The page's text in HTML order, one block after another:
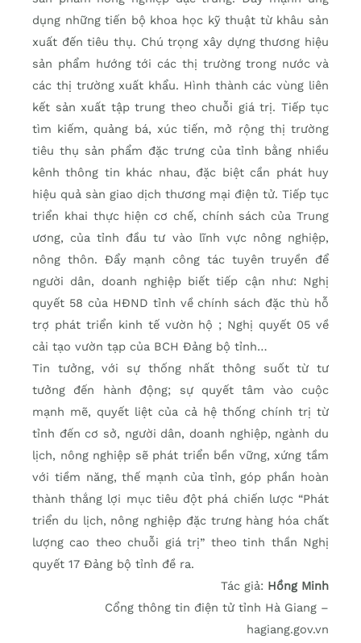
dụng những tiến bộ khoa học kỹ thuật từ khâu sản
xuất đến tiêu thụ. Chú trọng xây dựng thương hiệu
sản phẩm hướng tới các thị trường trong nước và
các thị trường xuất khẩu. Hình thành các vùng liên
kết sản xuất tập trung theo chuỗi giá trị. Tiếp tục
tìm kiếm, quảng bá, xúc tiến, mở rộng thị trường
tiêu thụ sản phẩm đặc trưng của tỉnh bằng nhiều
kênh thông tin khác nhau, đặc biệt cần phát huy
hiệu quả sàn giao dịch thương mại điện tử. Tiếp tục
triển khai thực hiện cơ chế, chính sách của Trung
ương, của tỉnh đầu tư vào lĩnh vực nông nghiệp,
nông thôn. Đẩy mạnh công tác tuyên truyền để
người dân, doanh nghiệp biết tiếp cận như: Nghị
quyết 58 của HĐND tỉnh về chính sách đặc thù hỗ
trợ phát triển kinh tế vườn hộ ; Nghị quyết 05 về
cải tạo vườn tạp của BCH Đảng bộ tỉnh…
Tin tưởng, với sự thống nhất thông suốt từ tư
tưởng đến hành động; sự quyết tâm vào cuộc
mạnh mẽ, quyết liệt của cả hệ thống chính trị từ
tỉnh đến cơ sở, người dân, doanh nghiệp, ngành du
lịch, nông nghiệp sẽ phát triển bền vững, xứng tầm
với tiềm năng, thế mạnh của tỉnh, góp phần hoàn
thành thắng lợi mục tiêu đột phá chiến lược “Phát
triển du lịch, nông nghiệp đặc trưng hàng hóa chất
lượng cao theo chuỗi giá trị” theo tinh thần Nghị
quyết 17 Đảng bộ tỉnh đề ra.​
Tác giả: Hồng Minh
Cổng thông tin điện tử tỉnh Hà Giang –
hagiang.gov.vn